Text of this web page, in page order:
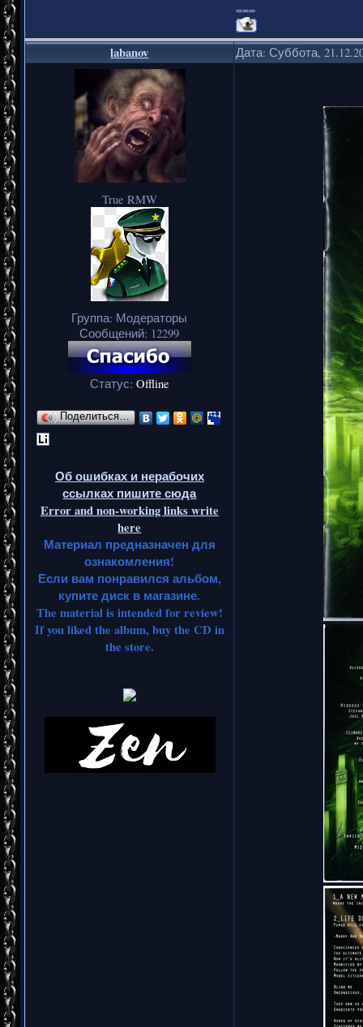
===
labanov Дата: Суббота,
True RMW
Группа: Модераторы
Сообщений: 12299
Статус: Offline
Поделиться…
Об ошибках и нерабочих
ссылках пишите сюда
Error and non-working links write
here
Материал предназначен для
ознакомления!
Если вам понравился альбом,
купите диск в магазине.
The material is intended for review!
If you liked the album, buy the CD in
the store.